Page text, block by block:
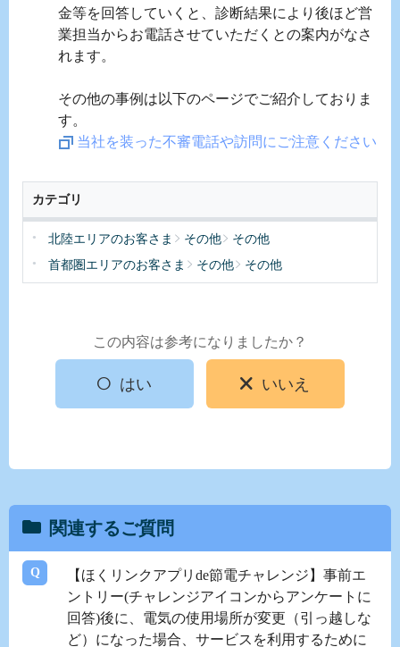
金等を回答していくと、診断結果により後ほど営
業担当からお電話させていただくとの案内がなさ
れます。
その他の事例は以下のページでご紹介しておりま
す。
当社を装った不審電話や訪問にご注意ください
カテゴリ
北陸エリアのお客さま その他
その他
首都圏エリアのお客さま
その他 その他
この内容は参考になりましたか？
はい いいえ
関連するご質問
【ほくリンクアプリde節電チャレンジ】事前エ
ントリー(チャレンジアイコンからアンケートに
回答)後に、電気の使用場所が変更（引っ越しな
ど）になった場合、サービスを利用するために